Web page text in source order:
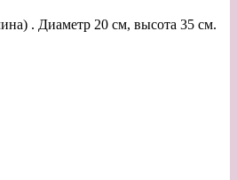
. Диаметр 20 см, высота 35 см.